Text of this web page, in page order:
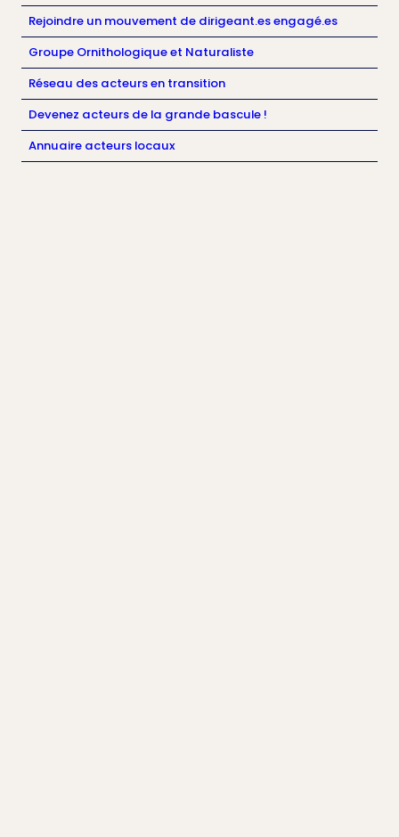
Rejoindre un mouvement de dirigeant.es engagé.es
Groupe Ornithologique et Naturaliste
Réseau des acteurs en transition
Devenez acteurs de la grande bascule !
Annuaire acteurs locaux